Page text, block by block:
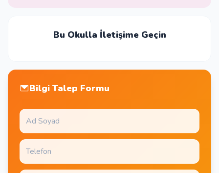
Bu Okulla İletişime Geçin
Bilgi Talep Formu